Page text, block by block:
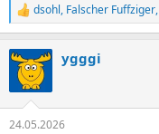
R
e
k
t
e
dsohl, Falscher Fuffziger,
ygggi
24.05.2026